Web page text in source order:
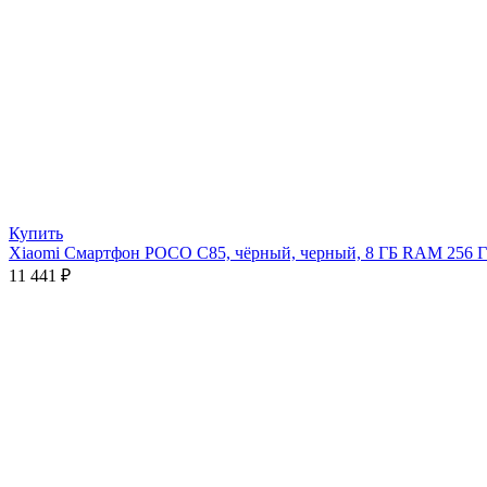
Купить
Xiaomi Смартфон POCO C85, чёрный, черный, 8 ГБ RAM 256
11 441 ₽